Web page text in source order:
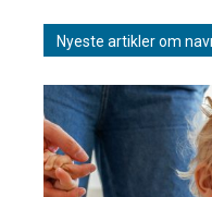
Nyeste artikler om